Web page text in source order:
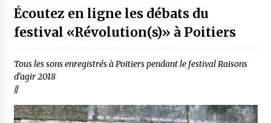
Écoutez en ligne les débats du
festival «Révolution(s)» à Poitiers
Tous les sons enregistrés à Poitiers pendant le festival Raisons
d’agir 2018
//